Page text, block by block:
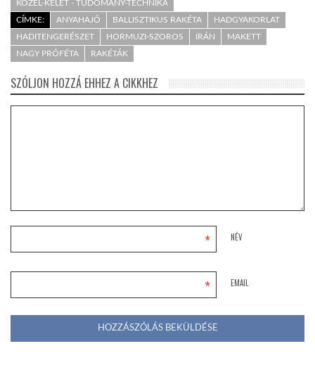
KÖZEL-KELET - TUDOMÁNY-TECHNIKA
CÍMKE:
ANYAHAJÓ BALLISZTIKUS RAKÉTA
HADGYAKORLAT
HADITENGERÉSZET
HORMUZI-SZOROS IRÁN
MAKETT
NAGY PRÓFÉTA
RAKÉTÁK
SZÓLJON HOZZÁ EHHEZ A CIKKHEZ
NÉV
*
EMAIL
*